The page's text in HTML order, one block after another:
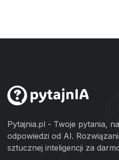
Pytajnia.pl - Twoje pytania,
odpowiedzi od AI.
sztucznej inteligencji za